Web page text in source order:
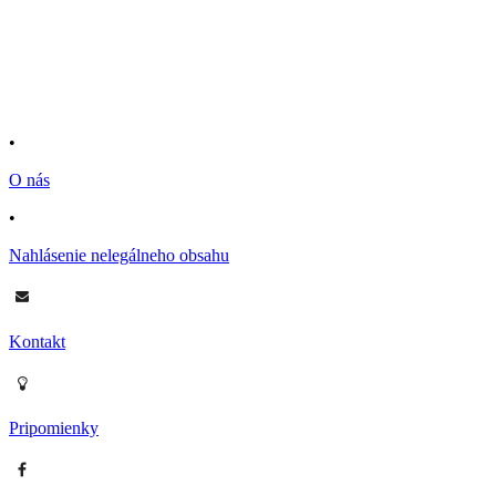
•
O nás
•
Nahlásenie nelegálneho obsahu
Kontakt
Pripomienky